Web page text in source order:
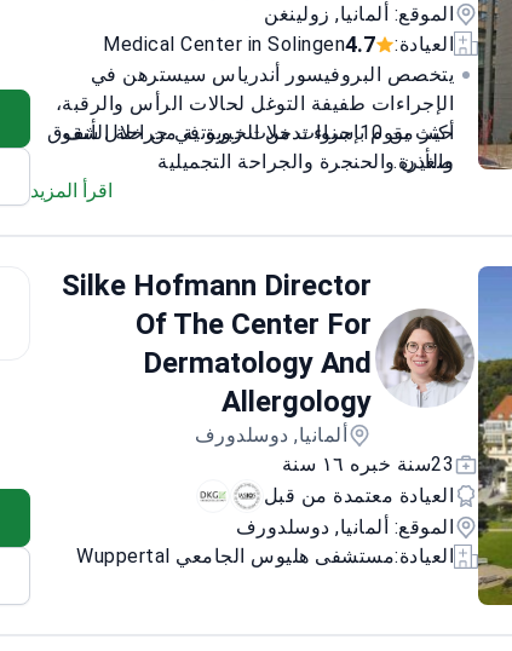
الموقع: ألمانيا, زولينغن
العيادة:
4.7
Medical Center in Solingen
يتخصص البروفيسور أندرياس سيسترهن في
الإجراءات طفيفة التوغل لحالات الرأس والرقبة،
حيث يقوم بإجراء تدخلات روبوتية من خلال شقوق
صغيرة.
أكثر من 10 سنوات من الخبرة في جراحة الأنف
والأذن والحنجرة والجراحة التجميلية
كبير الأطباء في أقسام الأنف والأذن والحنجرة
تدرب في مؤسسات مرموقة بما في ذلك جامعة
العلوم الصحية في بيثيسدا
اقرأ المزيد
Silke Hofmann Director
Of The Center For
Dermatology And
Allergology
ألمانيا, دوسلدورف
23سنة خبره ١٦ سنة
العيادة معتمدة من قبل
الموقع: ألمانيا, دوسلدورف
العيادة:مستشفى هليوس الجامعي Wuppertal